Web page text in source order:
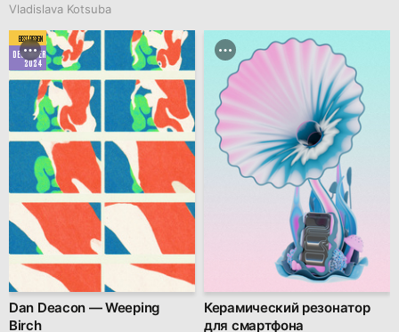
Vladislava Kotsuba
BEST DESIGN
DECEMBER
2024
Dan Deacon — Weeping
Birch
Керамический резонатор
для смартфона